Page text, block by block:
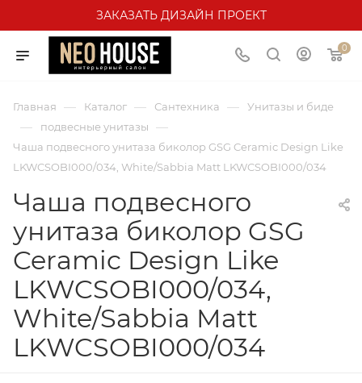
ЗАКАЗАТЬ ДИЗАЙН ПРОЕКТ
0
Главная — Каталог — Сантехника — Унитазы и биде
— подвесные унитазы —
Чаша подвесного унитаза биколор GSG Ceramic Design Like
LKWCSOBI000/034, White/Sabbia Matt LKWCSOBI000/034
Чаша подвесного
унитаза биколор GSG
Ceramic Design Like
LKWCSOBI000/034,
White/Sabbia Matt
LKWCSOBI000/034